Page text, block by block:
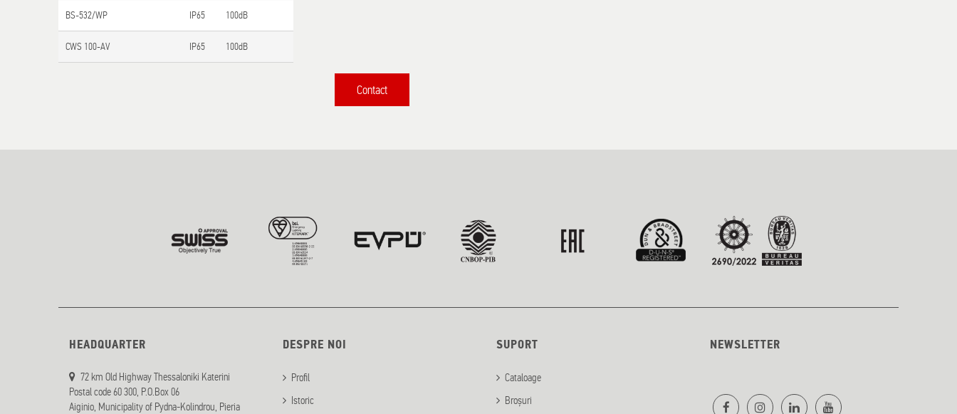
BS-532/WP IP65 100dB
CWS 100-AV IP65 100dB
Contact
HEADQUARTER
72 km Old Highway Thessaloniki Katerini
Postal code 60 300, P.O.Box 06
Aiginio, Municipality of Pydna-Kolindrou, Pieria
DESPRE NOI
Profil
Istoric
SUPORT
Cataloage
Broșuri
NEWSLETTER